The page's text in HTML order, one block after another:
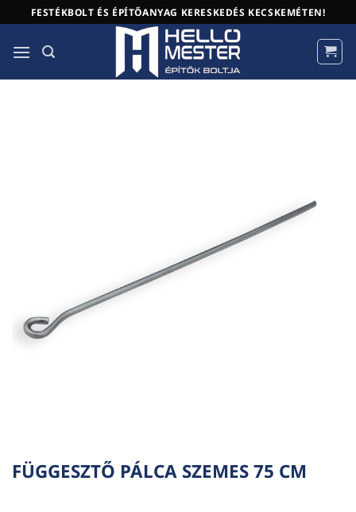
to
content
FESTÉKBOLT ÉS ÉPÍTŐANYAG KERESKEDÉS KECSKEMÉTEN!
FÜGGESZTŐ PÁLCA SZEMES 75 CM